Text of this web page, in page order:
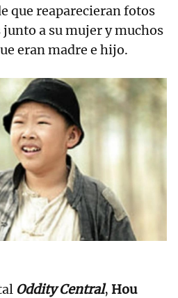
que reaparecieran fotos
junto a su mujer y muchos
eran madre e hijo.
Oddity Central, Hou